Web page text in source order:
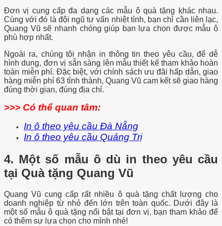
Đơn vị cung cấp đa dạng các mẫu ô quà tặng khác nhau.
Cùng với đó là đội ngũ tư vấn nhiệt tình, bạn chỉ cần liên lạc,
Quang Vũ sẽ nhanh chóng giúp bạn lựa chọn được mẫu ô
phù hợp nhất.
Ngoài ra, chúng tôi nhận in thông tin theo yêu cầu, để dễ
hình dung, đơn vị sẵn sàng lên mẫu thiết kế tham khảo hoàn
toàn miễn phí. Đặc biệt, với chính sách ưu đãi hấp dẫn, giao
hàng miễn phí 63 tỉnh thành, Quang Vũ cam kết sẽ giao hàng
đúng thời gian, đúng địa chỉ.
>>> Có thể quan tâm:
In ô theo yêu cầu Đà Nẵng
In ô theo yêu cầu Quảng Trị
4. Một số mẫu ô dù in theo yêu cầu
tại Quà tặng Quang Vũ
Quang Vũ cung cấp rất nhiều ô quà tặng chất lượng cho
doanh nghiệp từ nhỏ đến lớn trên toàn quốc. Dưới đây là
một số mẫu ô quà tặng nổi bật tại đơn vị, bạn tham khảo để
có thêm sự lựa chọn cho mình nhé!